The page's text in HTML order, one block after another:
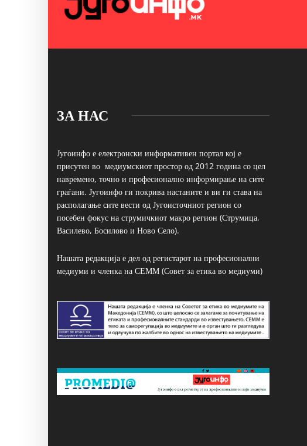
ЗА НАС
Југоинфо е електронски информативен портал кој е
присутен во медиумскиот простор од 2012 година со цел
навремено, точно и професионално информирање на сите
граѓани. Југоинфо ги покрива настаните и ви ги става на
располагање сите вести од Југоисточниот регион со
посебен фокус на струмичкиот макро регион (Струмица,
Василево, Босилово и Ново Село).
Нашата редакција е дел од регистарот на професионални
медиуми и членка на СЕММ (Совет за етика во медиуми)